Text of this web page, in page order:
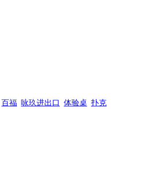
百福 咏玖进出口 体验桌 扑克